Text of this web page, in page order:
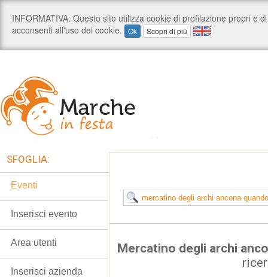
Mercatino degli archi
SFOGLIA:
Eventi
Inserisci evento
Area utenti
Inserisci azienda